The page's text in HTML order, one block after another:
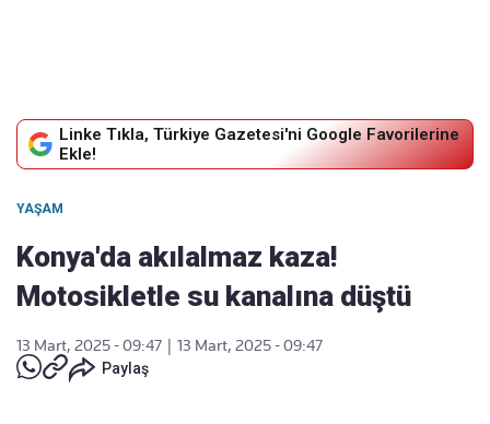
Linke Tıkla, Türkiye Gazetesi'ni Google Favorilerine
Ekle!
YAŞAM
Konya'da akılalmaz kaza!
Motosikletle su kanalına düştü
13 Mart, 2025 - 09:47
13 Mart, 2025 - 09:47
Paylaş